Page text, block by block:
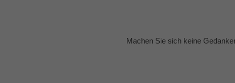
Machen Sie sich keine